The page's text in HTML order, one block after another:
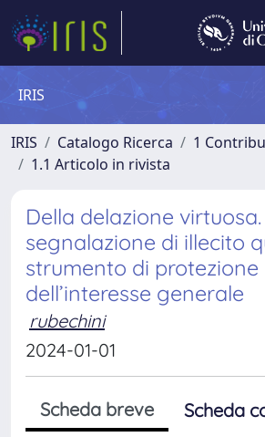
IRIS
IRIS Catalogo Ricerca
1
1.1 Articolo in rivista
Della delazione
segnalazione di illecito
strumento di protezione
dell’interesse generale
rubechini
2024-01-01
Scheda breve
Scheda